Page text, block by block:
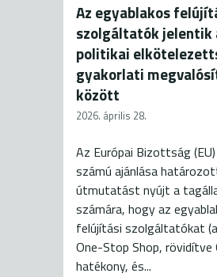
Az egyablakos
szolgáltatók jelentik
politikai
gyakorlati
között
2026. április 28.
Az Európai Bizottság
számú ajánlása
útmutatást nyújt a
számára, hogy az
felújítási szolgáltatókat
One-Stop Shop, rövidítve
hatékony, és...